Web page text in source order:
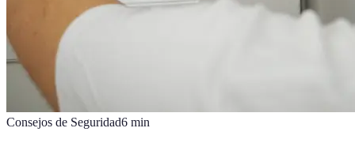
Consejos de Seguridad6 min